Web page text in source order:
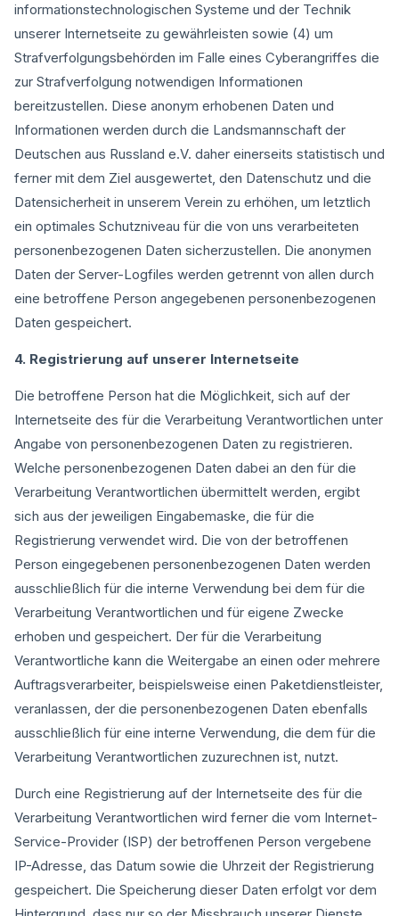
informationstechnologischen Systeme und der Technik
unserer Internetseite zu gewährleisten sowie (4) um
Strafverfolgungsbehörden im Falle eines Cyberangriffes die
zur Strafverfolgung notwendigen Informationen
bereitzustellen. Diese anonym erhobenen Daten und
Informationen werden durch die Landsmannschaft der
Deutschen aus Russland e.V. daher einerseits statistisch und
ferner mit dem Ziel ausgewertet, den Datenschutz und die
Datensicherheit in unserem Verein zu erhöhen, um letztlich
ein optimales Schutzniveau für die von uns verarbeiteten
personenbezogenen Daten sicherzustellen. Die anonymen
Daten der Server-Logfiles werden getrennt von allen durch
eine betroffene Person angegebenen personenbezogenen
Daten gespeichert.
4. Registrierung auf unserer Internetseite
Die betroffene Person hat die Möglichkeit, sich auf der
Internetseite des für die Verarbeitung Verantwortlichen unter
Angabe von personenbezogenen Daten zu registrieren.
Welche personenbezogenen Daten dabei an den für die
Verarbeitung Verantwortlichen übermittelt werden, ergibt
sich aus der jeweiligen Eingabemaske, die für die
Registrierung verwendet wird. Die von der betroffenen
Person eingegebenen personenbezogenen Daten werden
ausschließlich für die interne Verwendung bei dem für die
Verarbeitung Verantwortlichen und für eigene Zwecke
erhoben und gespeichert. Der für die Verarbeitung
Verantwortliche kann die Weitergabe an einen oder mehrere
Auftragsverarbeiter, beispielsweise einen Paketdienstleister,
veranlassen, der die personenbezogenen Daten ebenfalls
ausschließlich für eine interne Verwendung, die dem für die
Verarbeitung Verantwortlichen zuzurechnen ist, nutzt.
Durch eine Registrierung auf der Internetseite des für die
Verarbeitung Verantwortlichen wird ferner die vom Internet-
Service-Provider (ISP) der betroffenen Person vergebene
IP-Adresse, das Datum sowie die Uhrzeit der Registrierung
gespeichert. Die Speicherung dieser Daten erfolgt vor dem